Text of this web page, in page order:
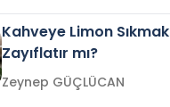
Kahveye Limon Sıkmak
Zayıflatır mı?
Zeynep GÜÇLÜCAN